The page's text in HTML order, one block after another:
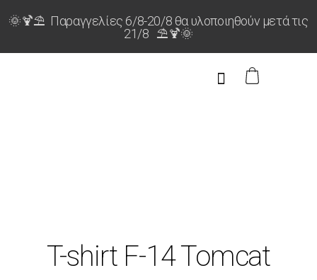
🌞🍹⛱️ Παραγγελίες 6/8-20/8 θα υλοποιηθούν μετά τις
21/8 ⛱️🍹🌞
T-shirt F-14 Tomcat